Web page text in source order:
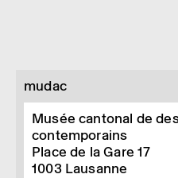
mudac
Musée cantonal de
contemporains
Place de la Gare 17
1003 Lausanne